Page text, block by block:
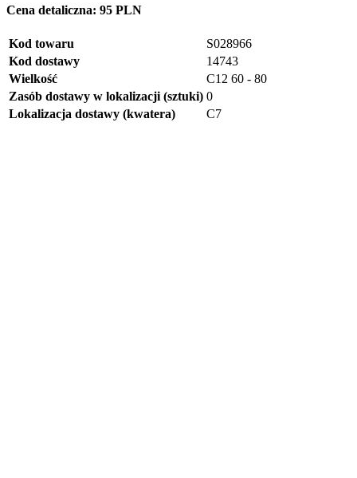
Cena detaliczna: 95 PLN
Kod towaru
S028966
Kod dostawy
14743
Wielkość
C12 60 - 80
Zasób dostawy w lokalizacji (sztuki) 0
Lokalizacja dostawy (kwatera)
C7